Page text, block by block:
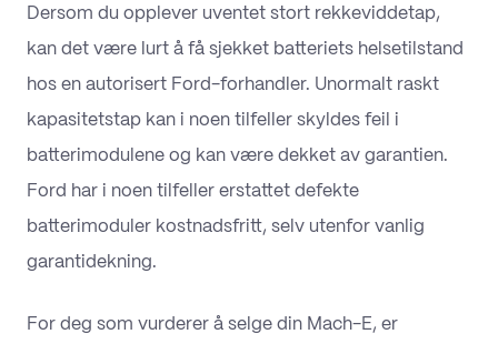
Dersom du opplever uventet stort rekkeviddetap,
kan det være lurt å få sjekket batteriets helsetilstand
hos en autorisert Ford-forhandler. Unormalt raskt
kapasitetstap kan i noen tilfeller skyldes feil i
batterimodulene og kan være dekket av garantien.
Ford har i noen tilfeller erstattet defekte
batterimoduler kostnadsfritt, selv utenfor vanlig
garantidekning.
For deg som vurderer å selge din Mach-E, er